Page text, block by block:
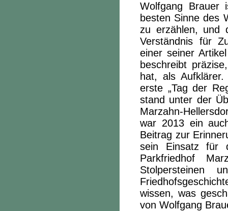
Wolfgang
besten Sinne des
zu erzählen, und
Verständnis für
einer seiner
beschreibt
hat, als
erste „Tag der
stand unter der
Marzahn-
war 2013 ein
Beitrag zur
sein Einsatz für
Parkfriedhof
Stolpersteinen
wissen, was
von Wolfgang